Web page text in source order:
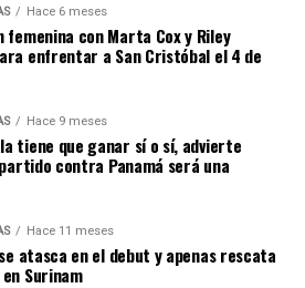
Hace 6 meses
femenina con Marta Cox y Riley
enfrentar a San Cristóbal el 4 de
Hace 9 meses
tiene que ganar sí o sí, advierte
partido contra Panamá será una
Hace 11 meses
se atasca en el debut y apenas rescata
Surinam